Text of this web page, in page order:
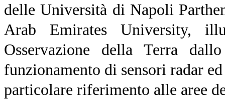
delle Università di Napoli
Arab Emirates University,
Osservazione della Terra
funzionamento di sensori radar
particolare riferimento alle aree